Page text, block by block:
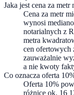
Jaka jest cena za
Cena za metr
wynosi
notarialnych z
metra
cen ofertowych
zauważalnie
a nie kwoty
Co oznacza oferta
Oferta 10%
różnicę ok. 16